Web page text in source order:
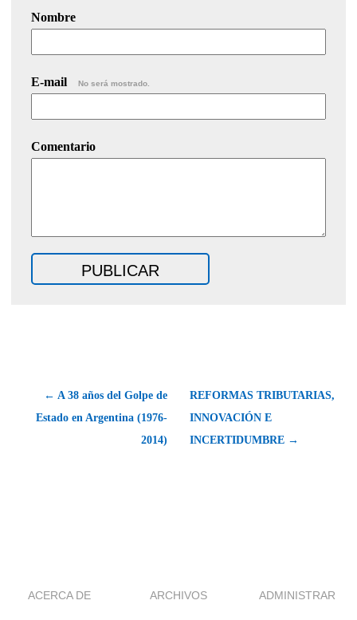
Nombre
E-mail No será mostrado.
Comentario
← A 38 años del Golpe de
Estado en Argentina (1976-
2014)
REFORMAS TRIBUTARIAS,
INNOVACIÓN E
INCERTIDUMBRE →
ACERCA DE ARCHIVOS ADMINISTRAR